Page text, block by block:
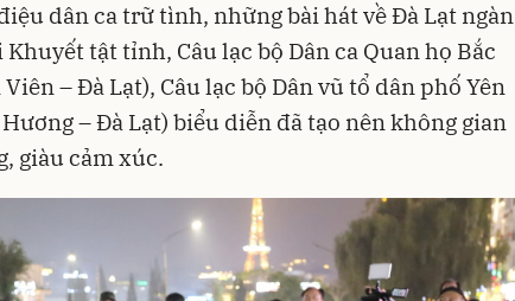
dân ca trữ tình, những bài hát về Đà Lạt ngàn
tật tỉnh, Câu lạc bộ Dân ca Quan họ Bắc
– Đà Lạt), Câu lạc bộ Dân vũ tổ dân phố Yên
– Đà Lạt) biểu diễn đã tạo nên không gian
giàu cảm xúc.